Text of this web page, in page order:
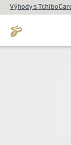
Výhody s